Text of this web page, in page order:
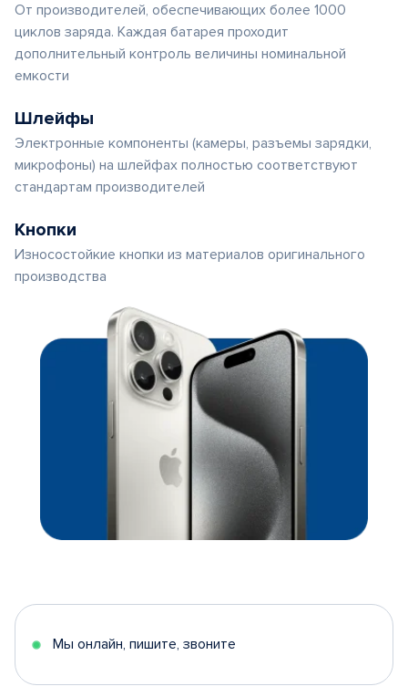
От производителей, обеспечивающих более 1000
циклов заряда. Каждая батарея проходит
дополнительный контроль величины номинальной
емкости
Шлейфы
Электронные компоненты (камеры, разъемы зарядки,
микрофоны) на шлейфах полностью соответствуют
стандартам производителей
Кнопки
Износостойкие кнопки из материалов оригинального
производства
Мы онлайн, пишите, звоните